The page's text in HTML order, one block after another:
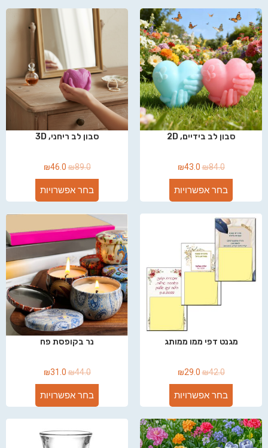
סבון לב בידיים, 2D
₪84.0
₪43.0
בחר אפשרויות
סבון לב ריחני, 3D
₪89.0
₪46.0
בחר אפשרויות
מגנט דפי ממו ממותג
₪42.0
₪29.0
בחר אפשרויות
נר בקופסת פח
₪44.0
₪31.0
בחר אפשרויות